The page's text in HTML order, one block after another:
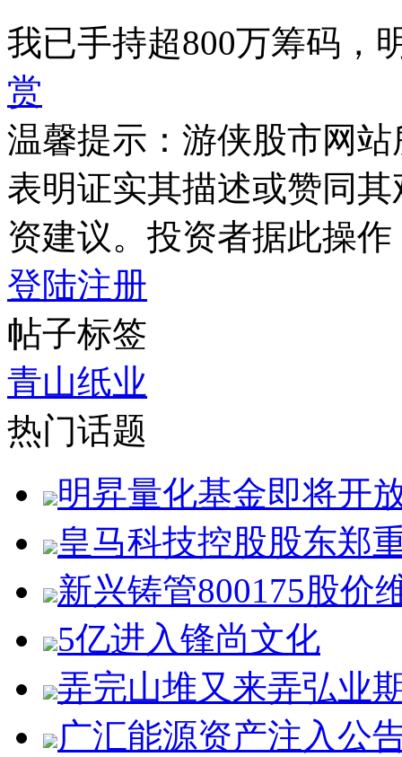
我已手持超800万筹码，
赏
温馨提示：游侠股市网
表明证实其描述或赞同
资建议。投资者据此操
登陆注册
帖子标签
青山纸业
热门话题
明昇量化基金即将开
皇马科技控股股东郑
新兴铸管800175股价
5亿进入锋尚文化
弄完山堆又来弄弘业
广汇能源资产注入公